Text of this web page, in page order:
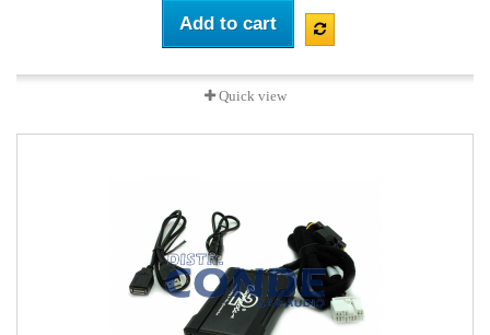
Add to cart
Quick view